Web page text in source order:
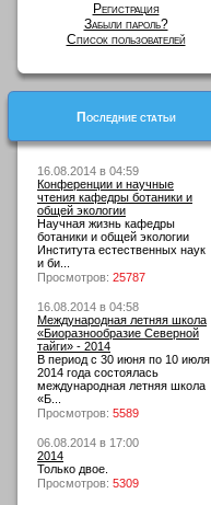
Регистрация
Забыли пароль?
Список пользователей
Последние статьи
16.08.2014 в 04:59
Конференции и научные
чтения кафедры ботаники и
общей экологии
Научная жизнь кафедры
ботаники и общей экологии
Института естественных наук
и би...
Просмотров: 25787
16.08.2014 в 04:58
Международная летняя школа
«Биоразнообразие Северной
тайги» - 2014
В период с 30 июня по 10 июля
2014 года состоялась
международная летняя школа
«Б...
Просмотров: 5589
06.08.2014 в 17:00
2014
Только двое.
Просмотров: 5309